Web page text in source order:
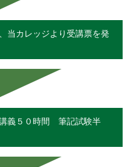
当カレッジより受講票を発
義５０時間 筆記試験半